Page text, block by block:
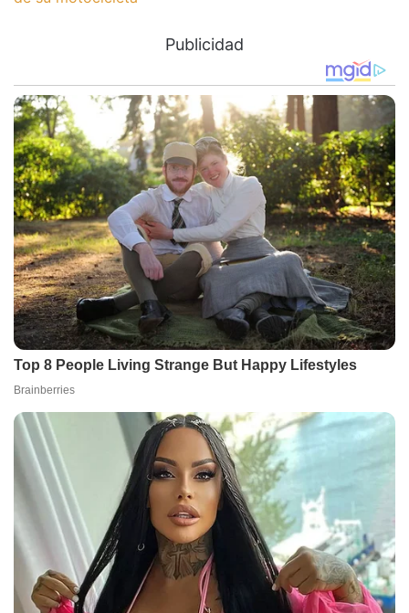
Publicidad